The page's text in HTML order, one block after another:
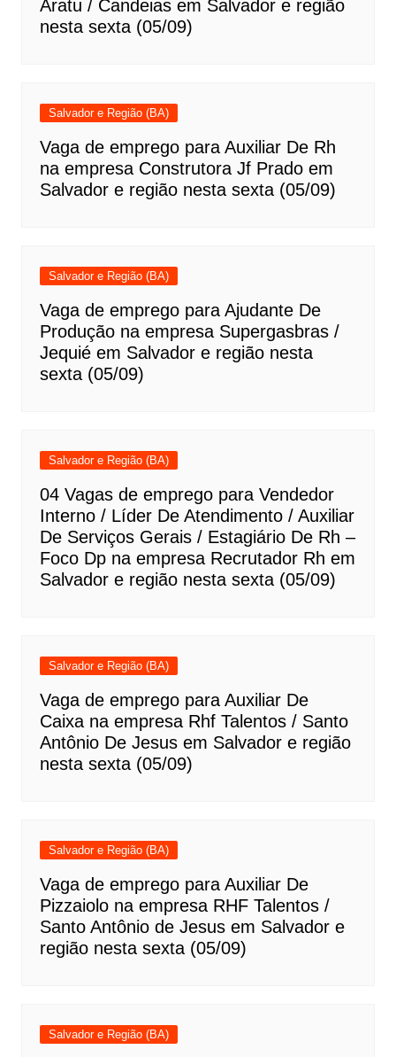
Aratu / Candeias em Salvador e região
nesta sexta (05/09)
Salvador e Região (BA)
Vaga de emprego para Auxiliar De Rh
na empresa Construtora Jf Prado em
Salvador e região nesta sexta (05/09)
Salvador e Região (BA)
Vaga de emprego para Ajudante De
Produção na empresa Supergasbras /
Jequié em Salvador e região nesta
sexta (05/09)
Salvador e Região (BA)
04 Vagas de emprego para Vendedor
Interno / Líder De Atendimento / Auxiliar
De Serviços Gerais / Estagiário De Rh –
Foco Dp na empresa Recrutador Rh em
Salvador e região nesta sexta (05/09)
Salvador e Região (BA)
Vaga de emprego para Auxiliar De
Caixa na empresa Rhf Talentos / Santo
Antônio De Jesus em Salvador e região
nesta sexta (05/09)
Salvador e Região (BA)
Vaga de emprego para Auxiliar De
Pizzaiolo na empresa RHF Talentos /
Santo Antônio de Jesus em Salvador e
região nesta sexta (05/09)
Salvador e Região (BA)